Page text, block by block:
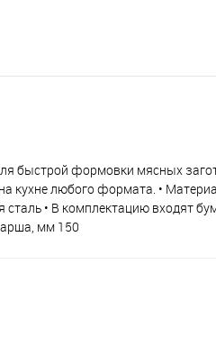
быстрой формовки мясных
кухне любого формата. •
• В комплектацию входят
мм 150